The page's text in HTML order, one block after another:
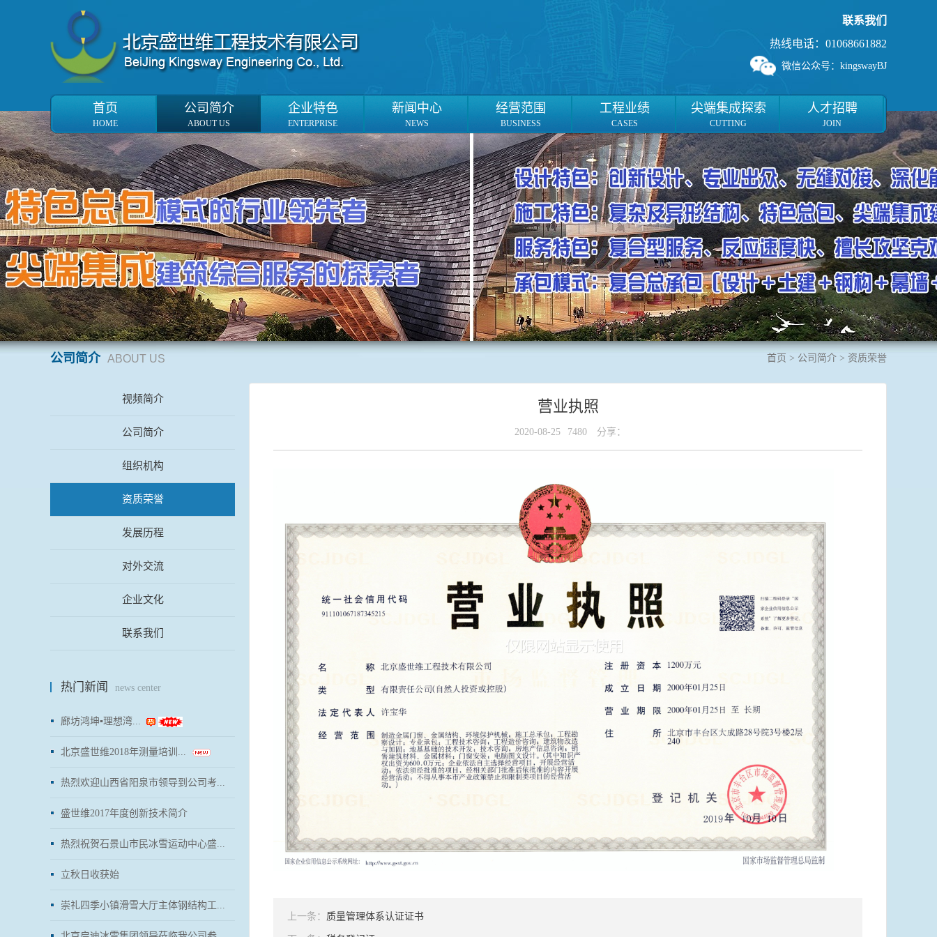
联系我们
热线电话：01068661882
微信公众号：kingswayBJ
首页
HOME
公司简介
ABOUT US
企业特色
ENTERPRISE
新闻中心
NEWS
经营范围
BUSINESS
工程业绩
CASES
尖端集成探索
CUTTING
人才招聘
JOIN
公司简介 ABOUT US
视频简介
公司简介
组织机构
资质荣誉
发展历程
对外交流
企业文化
联系我们
热门新闻 news center
廊坊鸿坤▪理想湾...
北京盛世维2018年测量培训...
热烈欢迎山西省阳泉市领导到公司考...
盛世维2017年度创新技术简介
热烈祝贺石景山市民冰雪运动中心盛...
立秋日收获始
崇礼四季小镇滑雪大厅主体钢结构工...
首页 > 公司简介 > 资质荣誉
营业执照
2020-08-25 7480 分享：
上一条： 质量管理体系认证证书